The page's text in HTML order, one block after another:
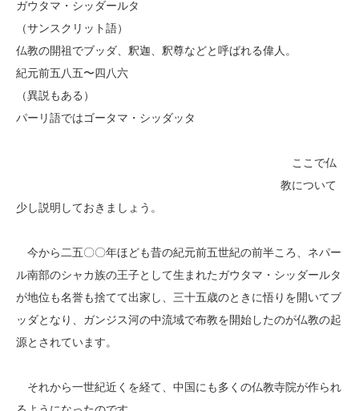
ガウタマ・シッダールタ
（サンスクリット語）
仏教の開祖でブッダ、釈迦、釈尊などと呼ばれる偉人。
紀元前五八五〜四八六
（異説もある）
パーリ語ではゴータマ・シッダッタ
ここで仏
教について
少し説明しておきましょう。
今から二五〇〇年ほども昔の紀元前五世紀の前半ころ、ネパー
ル南部のシャカ族の王子として生まれたガウタマ・シッダールタ
が地位も名誉も捨てて出家し、三十五歳のときに悟りを開いてブ
ッダとなり、ガンジス河の中流域で布教を開始したのが仏教の起
源とされています。
それから一世紀近くを経て、中国にも多くの仏教寺院が作られ